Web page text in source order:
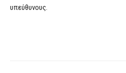
υπεύθυνους.